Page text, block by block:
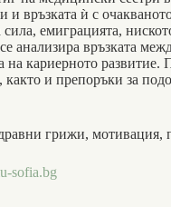
връзката ѝ с
емиграцията,
анализира връзката
кариерното развитие.
и препоръки за
грижи, мотива­ция,
sofia.bg